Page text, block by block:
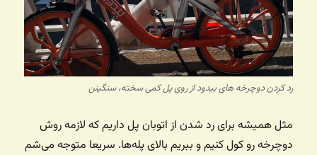
رد کردن دوچرخه های بیدود از روی پل کمی سخته، سنگینن
مثل همیشه برای رد شدن از اتوبان پل داریم که لازمه روش
دوچرخه رو کول کنیم و ببریم بالای پله‌ها. سریعا متوجه می‌شم